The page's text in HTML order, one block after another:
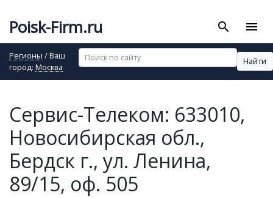
Poisk-Firm.ru search menu
Регионы / Ваш
город: Москва
Найти
Сервис-Телеком: 633010,
Новосибирская обл.,
Бердск г., ул. Ленина,
89/15, оф. 505